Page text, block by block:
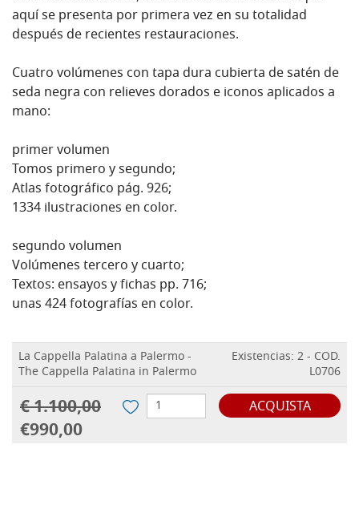
aquí se presenta por primera vez en su totalidad
después de recientes restauraciones.
Cuatro volúmenes con tapa dura cubierta de satén de
seda negra con relieves dorados e iconos aplicados a
mano:
primer volumen
Tomos primero y segundo;
Atlas fotográfico pág. 926;
1334 ilustraciones en color.
segundo volumen
Volúmenes tercero y cuarto;
Textos: ensayos y fichas pp. 716;
unas 424 fotografías en color.
La Cappella Palatina a Palermo -
The Cappella Palatina in Palermo
Existencias: 2 - COD.
L0706
€ 1.100,00
€990,00
ACQUISTA